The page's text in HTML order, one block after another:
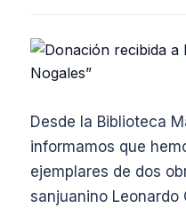
ENSEÑANZA
CIENCIAS SOCIALES Y
ECONOMÍA Y
Desde la Biblioteca
informamos que
ejemplares de dos
sanjuanino Leonardo